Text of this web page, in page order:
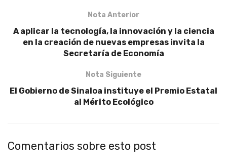
Nota Anterior
A aplicar la tecnología, la innovación y la ciencia
en la creación de nuevas empresas invita la
Secretaría de Economía
Nota Siguiente
El Gobierno de Sinaloa instituye el Premio Estatal
al Mérito Ecológico
Comentarios sobre esto post